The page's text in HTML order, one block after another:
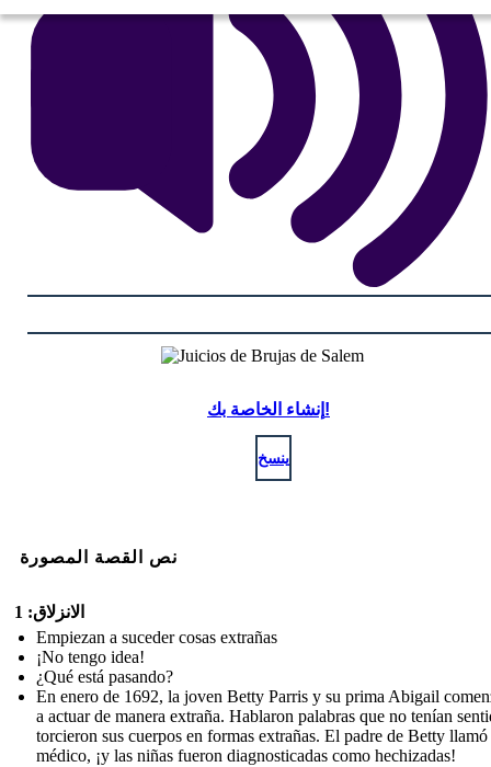
إنشاء الخاصة بك!
ينسخ
نص القصة المصورة
الانزلاق: 1
Empiezan a suceder cosas extrañas
¡No tengo idea!
¿Qué está pasando?
En enero de 1692, la joven Betty Parris y su prima Abigail
a actuar de manera extraña. Hablaron palabras que no tenían
torcieron sus cuerpos en formas extrañas. El padre de Betty llamó
médico, ¡y las niñas fueron diagnosticadas como hechizadas!